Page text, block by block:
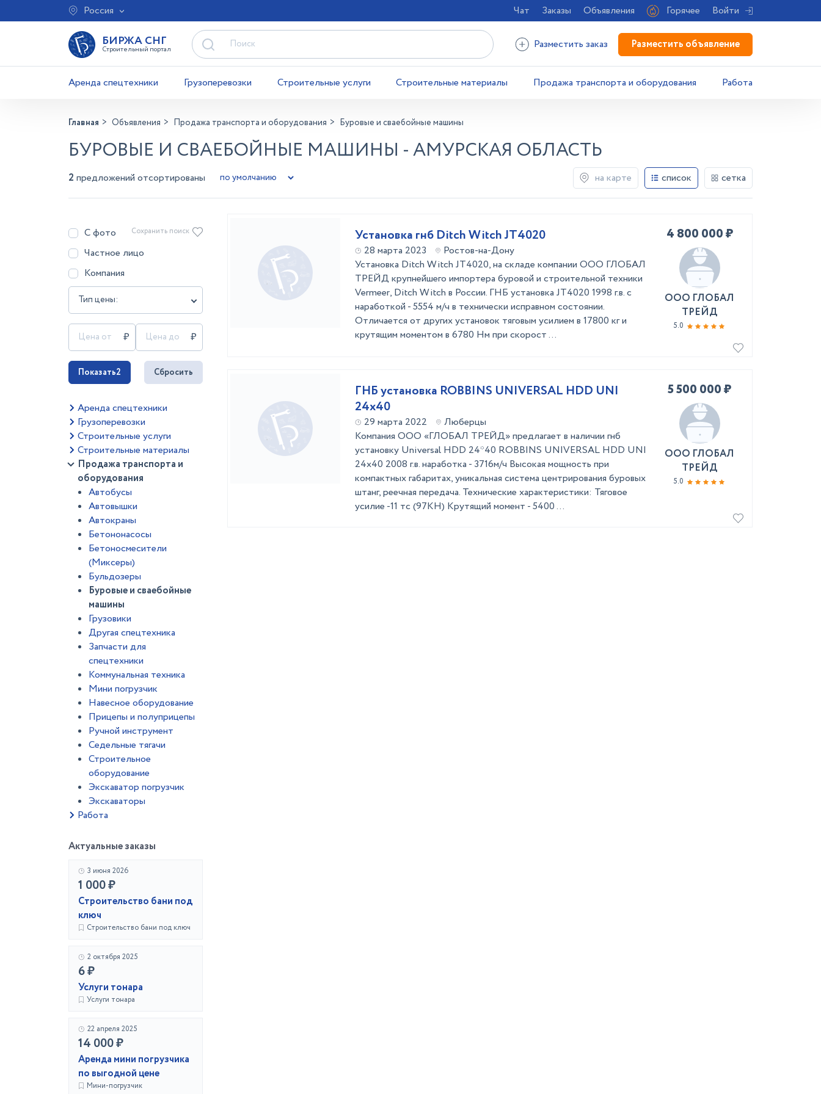
Россия Чат Заказы Объявления Горячее Войти
БИРЖА СНГ
Строительный портал Разместить заказ Разместить объявление
Аренда спецтехники Грузоперевозки Строительные услуги Строительные материалы Продажа транспорта и оборудования Работа
Главная Объявления Продажа транспорта и оборудования Буровые и сваебойные машины
БУРОВЫЕ И СВАЕБОЙНЫЕ МАШИНЫ - АМУРСКАЯ ОБЛАСТЬ
2 предложений отсортированы на карте список сетка
С фото
Частное лицо
Компания
Тип цены:
Сохранить поиск
Показать2 Сбросить
Аренда спецтехники
Грузоперевозки
Строительные услуги
Строительные материалы
Продажа транспорта и
оборудования
Автобусы
Автовышки
Автокраны
Бетононасосы
Бетоносмесители
(Миксеры)
Бульдозеры
Буровые и сваебойные
машины
Грузовики
Другая спецтехника
Запчасти для
спецтехники
Коммунальная техника
Мини погрузчик
Навесное оборудование
Прицепы и полуприцепы
Ручной инструмент
Седельные тягачи
Строительное
оборудование
Экскаватор погрузчик
Экскаваторы
Работа
Актуальные заказы
3 июня 2026
1 000 ₽
Строительство бани под
ключ
Строительство бани под ключ
2 октября 2025
6 ₽
Услуги тонара
Услуги тонара
22 апреля 2025
14 000 ₽
Аренда мини погрузчика
по выгодной цене
Мини-погрузчик
Установка гнб Ditch Witch JT4020
28 марта 2023
Ростов-на-Дону
Установка Ditch Witch JT4020, на складе компании ООО ГЛОБАЛ
ТРЕЙД крупнейшего импортера буровой и строительной техники
Vermeer, Ditch Witch в России. ГНБ установка JT4020 1998 г.в. с
наработкой - 5554 м/ч в технически исправном состоянии.
Отличается от других установок тяговым усилием в 17800 кг и
крутящим моментом в 6780 Нм при скорост ...
4 800 000 ₽
ООО ГЛОБАЛ
ТРЕЙД
5.0
ГНБ установка ROBBINS UNIVERSAL HDD UNI
24x40
29 марта 2022
Люберцы
Компания ООО «ГЛОБАЛ ТРЕЙД» предлагает в наличии гнб
установку Universal HDD 24*40 ROBBINS UNIVERSAL HDD UNI
24x40 2008 г.в. наработка - 3716м/ч Высокая мощность при
компактных габаритах, уникальная система центрирования буровых
штанг, реечная передача. Технические характеристики: Тяговое
усилие -11 тс (97КН) Крутящий момент - 5400 ...
5 500 000 ₽
ООО ГЛОБАЛ
ТРЕЙД
5.0